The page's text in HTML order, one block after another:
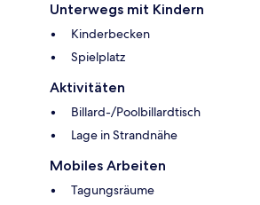
Unterwegs mit Kindern
Kinderbecken
Spielplatz
Aktivitäten
Billard-/Poolbillardtisch
Lage in Strandnähe
Mobiles Arbeiten
Tagungsräume